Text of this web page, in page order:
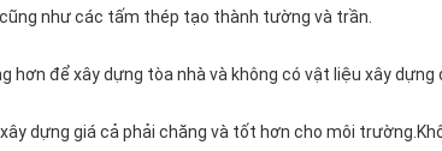
như các tấm thép tạo thành tường và trần.
hơn để xây dựng tòa nhà và không có vật liệu xây
dựng giá cả phải chăng và tốt hơn cho môi